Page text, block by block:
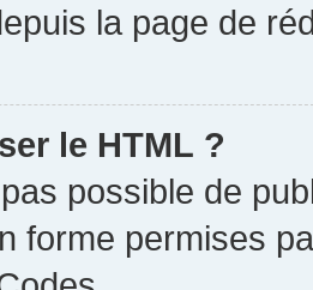
la page de
le HTML ?
pas possible de
forme permises